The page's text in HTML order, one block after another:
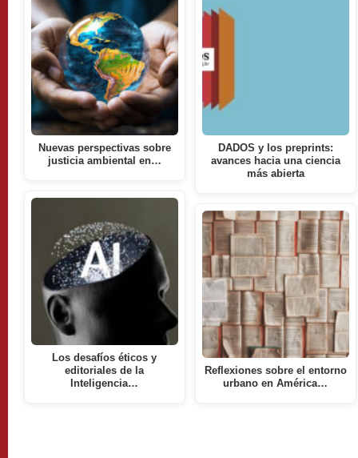
Nuevas perspectivas sobre
justicia ambiental en…
Los desafíos éticos y
editoriales de la
Inteligencia…
DADOS y los preprints:
avances hacia una ciencia
más abierta
Reflexiones sobre el entorno
urbano en América…